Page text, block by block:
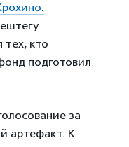
тех, кто
подготовил
за
артефакт. К